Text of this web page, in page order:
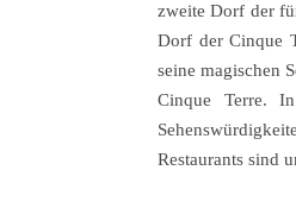
zweite Dorf der
Dorf der Cinque
seine magischen
Cinque Terre.
Restaurants sind